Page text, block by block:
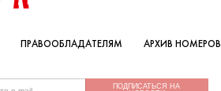
ПРАВООБЛАДАТЕЛЯМ АРХИВ НОМЕРОВ
ПОДПИСАТЬСЯ НА